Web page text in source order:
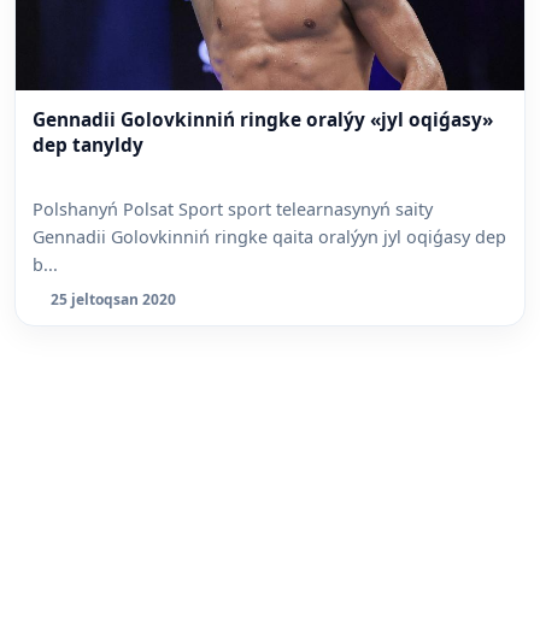
Gennadii Golovkinniń ringke oralýy «jyl oqiǵasy»
dep tanyldy
Polshanyń Polsat Sport sport telearnasynyń saity
Gennadii Golovkinniń ringke qaita oralýyn jyl oqiǵasy dep
b...
25 jeltoqsan 2020